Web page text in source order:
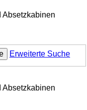
Absetzkabinen
Erweiterte Suche
Absetzkabinen